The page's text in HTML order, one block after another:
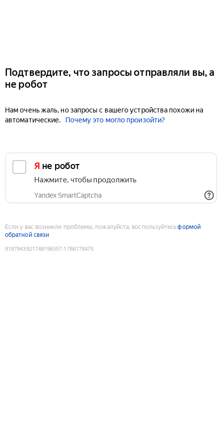
Подтвердите, что запросы отправляли вы, а
не робот
Нам очень жаль, но запросы с вашего устройства похожи на
автоматические.
Почему это могло произойти?
Я не робот
Нажмите, чтобы продолжить
Yandex SmartCaptcha
Если у вас возникли проблемы, пожалуйста, воспользуйтесьформой
обратной связи
9187943921748196557:1786178475